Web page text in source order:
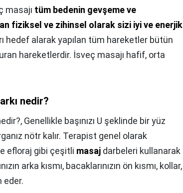
masajı tüm bedenin gevşeme ve
fiziksel ve zihinsel olarak sizi iyi ve enerjik
hedef alarak yapılan tüm hareketler bütün
hareketlerdir. İsveç masajı hafif, orta
nedir?
Genellikle başınızı U şeklinde bir yüz
nötr kalır. Terapist genel olarak
efloraj gibi çeşitli masaj darbeleri kullanarak
arka kısmı, bacaklarınızın ön kısmı, kollar,
eder.